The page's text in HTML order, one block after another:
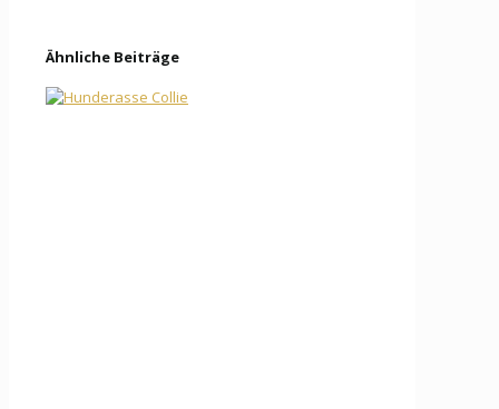
Ähnliche Beiträge